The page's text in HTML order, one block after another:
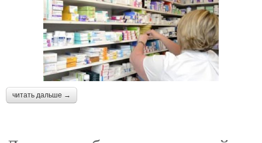
читать дальше →